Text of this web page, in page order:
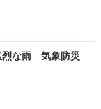
烈な雨 気象防災